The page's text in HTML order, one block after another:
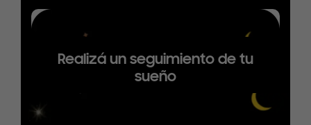
Realizá un seguimiento de tu
sueño